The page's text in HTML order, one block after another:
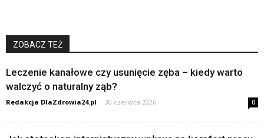
ZOBACZ TEŻ
Leczenie kanałowe czy usunięcie zęba – kiedy warto
walczyć o naturalny ząb?
Redakcja DlaZdrowia24.pl - 30 czerwca 2026 0